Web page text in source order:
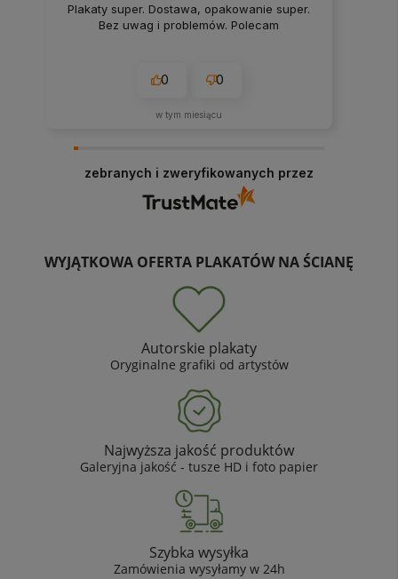
Plakaty super. Dostawa, opakowanie super.
Bez uwag i problemów. Polecam
0 0
w tym miesiącu
zebranych i zweryfikowanych przez
WYJĄTKOWA OFERTA PLAKATÓW NA ŚCIANĘ
Autorskie plakaty
Oryginalne grafiki od artystów
Najwyższa jakość produktów
Galeryjna jakość - tusze HD i foto papier
Szybka wysyłka
Zamówienia wysyłamy w 24h